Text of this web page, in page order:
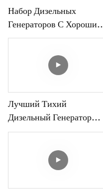
Набор Дизельных
Генераторов С Хорошим
Качеством
Лучший Тихий
Дизельный Генератор
Набор 200-650KVA